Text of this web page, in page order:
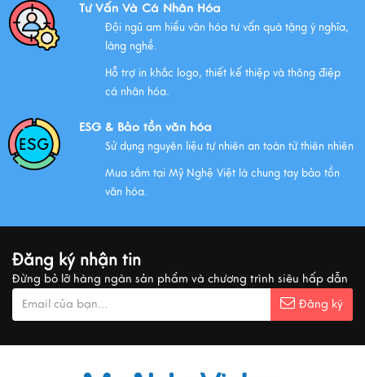
Tư Vấn Và Cá Nhân Hóa
Đội ngũ am hiểu văn hóa tư vấn quà tặng ý nghĩa,
làng nghề.
Hỗ trợ in khắc logo, thiết kế thiệp và thông điệp
cá nhân hóa.
ESG & Bảo tồn văn hóa
Sử dụng nguyên liệu tự nhiên an toàn từ thiên nhiên
Mua sắm tại Mỹ Nghệ Việt là chung tay bảo tồn
văn hóa.
Đăng ký nhận tin
Đừng bỏ lỡ hàng ngàn sản phẩm và chương trình siêu hấp dẫn
Đăng ký